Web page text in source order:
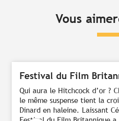
Vous
Festival du Film
Qui aura le Hitchcock d’or ?
le même suspense tient la
Dinard en haleine. Laissant